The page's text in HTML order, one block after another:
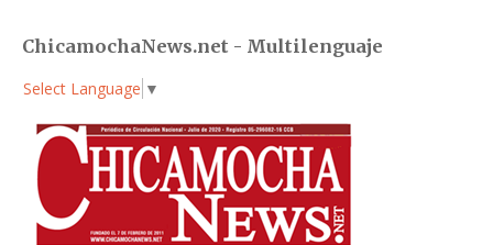
ChicamochaNews.net - Multilenguaje
Select Language ▼